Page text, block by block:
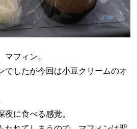
マフィン。
でしたが今回は小豆クリームのオ
夜に食べる感覚。